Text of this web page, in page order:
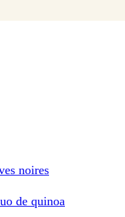
noires
de quinoa